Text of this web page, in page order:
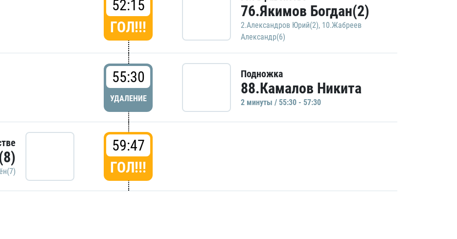
52:15
ГОЛ!!!
76.Якимов Богдан(2)
2.Александров Юрий(2), 10.Жабреев
Александр(6)
55:30
УДАЛЕНИЕ
Подножка
88.Камалов Никита
2 минуты / 55:30 - 57:30
59:47
ГОЛ!!!